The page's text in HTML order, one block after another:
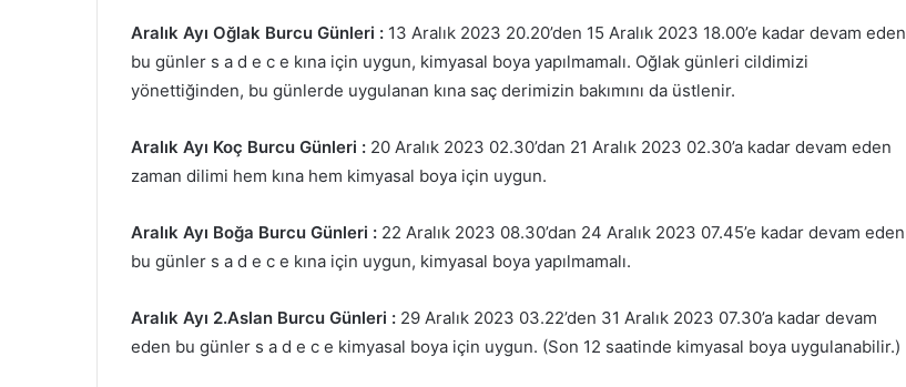
Aralık Ayı Oğlak Burcu Günleri : 13 Aralık 2023 20.20’den 15 Aralık 2023 18.00’e kadar devam eden
bu günler s a d e c e kına için uygun, kimyasal boya yapılmamalı. Oğlak günleri cildimizi
yönettiğinden, bu günlerde uygulanan kına saç derimizin bakımını da üstlenir.
Aralık Ayı Koç Burcu Günleri : 20 Aralık 2023 02.30’dan 21 Aralık 2023 02.30’a kadar devam eden
zaman dilimi hem kına hem kimyasal boya için uygun.
Aralık Ayı Boğa Burcu Günleri : 22 Aralık 2023 08.30’dan 24 Aralık 2023 07.45’e kadar devam eden
bu günler s a d e c e kına için uygun, kimyasal boya yapılmamalı.
Aralık Ayı 2.Aslan Burcu Günleri : 29 Aralık 2023 03.22’den 31 Aralık 2023 07.30’a kadar devam
eden bu günler s a d e c e kimyasal boya için uygun. (Son 12 saatinde kimyasal boya uygulanabilir.)